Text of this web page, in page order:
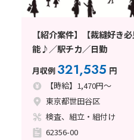
【紹介案件】【裁縫好き
能♪／駅チカ／日勤
月収例 321,535 円
【時給】1,470円～
東京都世田谷区
検査、組立・組付け
62356-00